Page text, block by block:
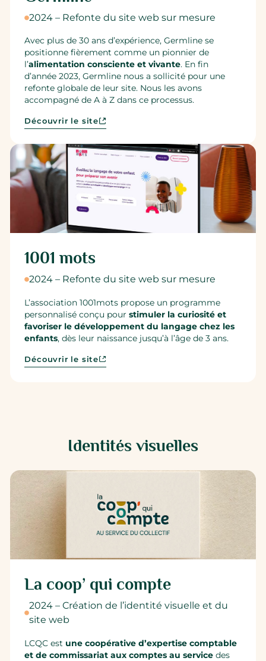
2024 – Refonte du site web sur mesure
Avec plus de 30 ans d’expérience, Germline se
positionne fièrement comme un pionnier de
l’alimentation consciente et vivante. En fin
d’année 2023, Germline nous a sollicité pour une
refonte globale de leur site. Nous les avons
accompagné de A à Z dans ce processus.
Découvrir le site
1001 mots
2024 – Refonte du site web sur mesure
L’association 1001mots propose un programme
personnalisé conçu pourstimuler la curiosité et
favoriser le développement du langage chez les
enfants, dès leur naissance jusqu’à l’âge de 3 ans.
Découvrir le site
Identités visuelles
La coop’ qui compte
2024 – Création de l’identité visuelle et du
site web
LCQC est une coopérative d’expertise comptable
et de commissariat aux comptes au servicedes